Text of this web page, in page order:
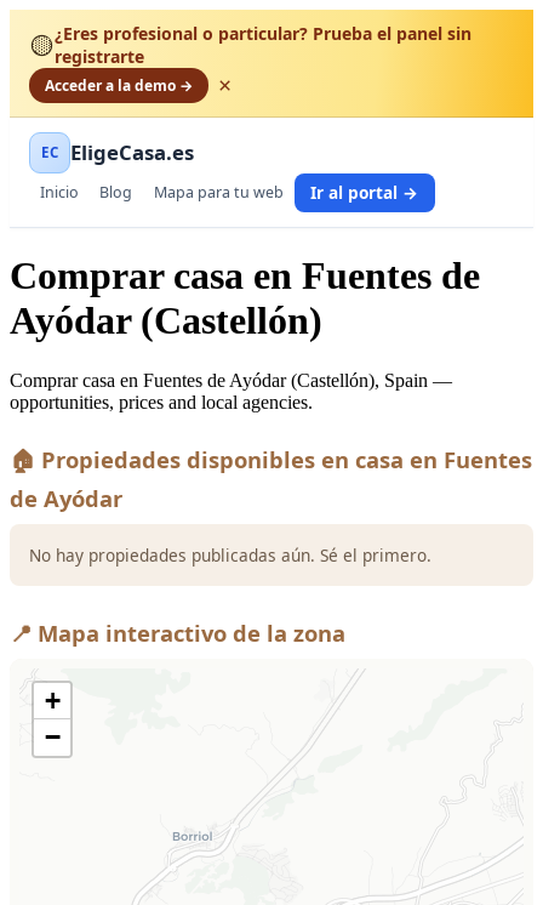
🟡¿Eres profesional o particular? Prueba el panel sin
registrarte
Acceder a la demo → ×
EC EligeCasa.es
Inicio Blog Mapa para tu web Ir al portal →
Comprar casa en Fuentes de
Ayódar (Castellón)
Comprar casa en Fuentes de Ayódar (Castellón), Spain —
opportunities, prices and local agencies.
🏠 Propiedades disponibles en casa en Fuentes
de Ayódar
No hay propiedades publicadas aún. Sé el primero.
📍 Mapa interactivo de la zona